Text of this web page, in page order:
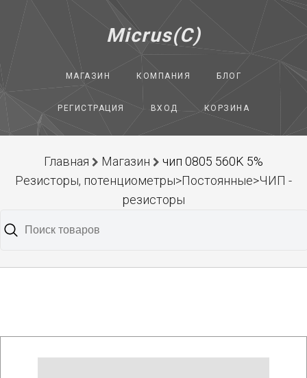
Micrus(C)
МАГАЗИН КОМПАНИЯ БЛОГ
РЕГИСТРАЦИЯ ВХОД КОРЗИНА
Главная Магазин
чип 0805 560K 5%
Резисторы, потенциометры>Постоянные>ЧИП -
резисторы